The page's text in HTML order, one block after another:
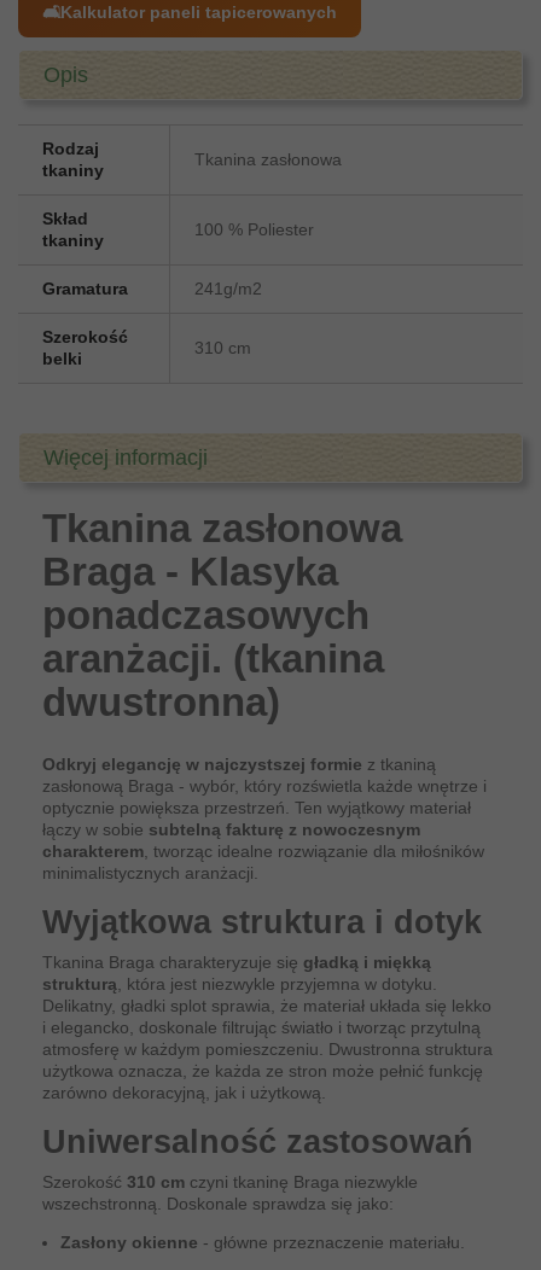
🛋️Kalkulator paneli tapicerowanych
Opis
Rodzaj
tkaniny
Tkanina zasłonowa
Skład
tkaniny
100 % Poliester
Gramatura 241g/m2
Szerokość
belki
310 cm
Więcej informacji
Tkanina zasłonowa
Braga - Klasyka
ponadczasowych
aranżacji. (tkanina
dwustronna)
Odkryj elegancję w najczystszej formie z tkaniną
zasłonową Braga - wybór, który rozświetla każde wnętrze i
optycznie powiększa przestrzeń. Ten wyjątkowy materiał
łączy w sobie subtelną fakturę z nowoczesnym
charakterem, tworząc idealne rozwiązanie dla miłośników
minimalistycznych aranżacji.
Wyjątkowa struktura i dotyk
Tkanina Braga charakteryzuje się gładką i miękką
strukturą, która jest niezwykle przyjemna w dotyku.
Delikatny, gładki splot sprawia, że materiał układa się lekko
i elegancko, doskonale filtrując światło i tworząc przytulną
atmosferę w każdym pomieszczeniu. Dwustronna struktura
użytkowa oznacza, że każda ze stron może pełnić funkcję
zarówno dekoracyjną, jak i użytkową.
Uniwersalność zastosowań
Szerokość 310 cm czyni tkaninę Braga niezwykle
wszechstronną. Doskonale sprawdza się jako:
Zasłony okienne - główne przeznaczenie materiału.